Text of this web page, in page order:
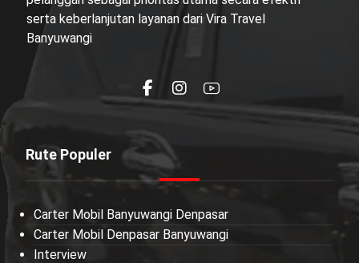
serta keberlanjutan layanan dari Vira Travel
Banyuwangi
Rute Populer
Carter Mobil Banyuwangi Denpasar
Carter Mobil Denpasar Banyuwangi
Interview